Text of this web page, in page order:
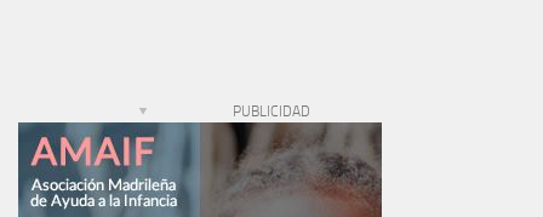
PUBLICIDAD